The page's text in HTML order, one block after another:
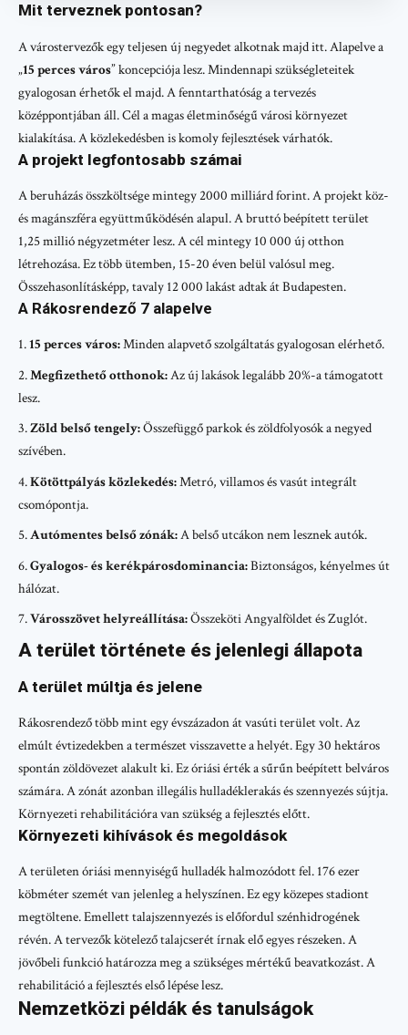
Mit terveznek pontosan?
A várostervezők egy teljesen új negyedet alkotnak majd itt. Alapelve a
„15 perces város” koncepciója lesz. Mindennapi szükségleteitek
gyalogosan érhetők el majd. A fenntarthatóság a tervezés
középpontjában áll. Cél a magas életminőségű városi környezet
kialakítása. A közlekedésben is komoly fejlesztések várhatók.
A projekt legfontosabb számai
A beruházás összköltsége mintegy 2000 milliárd forint. A projekt köz-
és magánszféra együttműködésén alapul. A bruttó beépített terület
1,25 millió négyzetméter lesz. A cél mintegy 10 000 új otthon
létrehozása. Ez több ütemben, 15-20 éven belül valósul meg.
Összehasonlításképp, tavaly 12 000 lakást adtak át Budapesten.
A Rákosrendező 7 alapelve
15 perces város:Minden alapvető szolgáltatás gyalogosan elérhető.
Megfizethető otthonok:Az új lakások legalább 20%-a támogatott
lesz.
Zöld belső tengely:Összefüggő parkok és zöldfolyosók a negyed
szívében.
Kötöttpályás közlekedés:Metró, villamos és vasút integrált
csomópontja.
Autómentes belső zónák:A belső utcákon nem lesznek autók.
Gyalogos- és kerékpárosdominancia:Biztonságos, kényelmes út
hálózat.
Városszövet helyreállítása:Összeköti Angyalföldet és Zuglót.
A terület története és jelenlegi állapota
A terület múltja és jelene
Rákosrendező több mint egy évszázadon át vasúti terület volt. Az
elmúlt évtizedekben a természet visszavette a helyét. Egy 30 hektáros
spontán zöldövezet alakult ki. Ez óriási érték a sűrűn beépített belváros
számára. A zónát azonban illegális hulladéklerakás és szennyezés sújtja.
Környezeti rehabilitációra van szükség a fejlesztés előtt.
Környezeti kihívások és megoldások
A területen óriási mennyiségű hulladék halmozódott fel. 176 ezer
köbméter szemét van jelenleg a helyszínen. Ez egy közepes stadiont
megtöltene. Emellett talajszennyezés is előfordul szénhidrogének
révén. A tervezők kötelező talajcserét írnak elő egyes részeken. A
jövőbeli funkció határozza meg a szükséges mértékű beavatkozást. A
rehabilitáció a fejlesztés első lépése lesz.
Nemzetközi példák és tanulságok